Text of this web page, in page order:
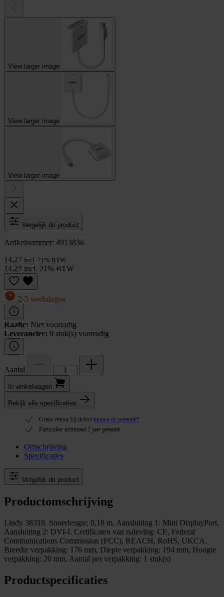
View larger image
View larger image
View larger image
Vergelijk dit product
Artikelnummer: 4913836
14,27 Incl. 21% BTW
14,27 incl. 21% BTW
2-3 werkdagen
Raalte: Niet voorradig
Leverancier: 9 stuk(s) voorradig
Aantal
In winkel­wagen
Bekijk alle specificaties
Gratis retour bij defect binnen de garantie*
Particulier minimaal 2 jaar garantie
Omschrijving
Specificaties
Vergelijk dit product
Productomschrijving
Lindy 38318. Snoerlengte: 0,18 m, Aansluiting 1: Mini DisplayPort,
Aansluiting 2: DVI-I. Certificaten van naleving: CE, Federal
Communications Commission (FCC), REACH, RoHS, UKCA.
Breedte verpakking: 176 mm, Diepte verpakking: 194 mm, Hoogte
verpakking: 20 mm. Aantal per verpakking: 1 stuk(s)
Productspecificaties